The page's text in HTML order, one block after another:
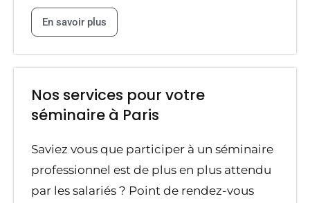
En savoir plus
Nos services pour votre
séminaire à Paris
Saviez vous que participer à un séminaire
professionnel est de plus en plus attendu
par les salariés ? Point de rendez-vous